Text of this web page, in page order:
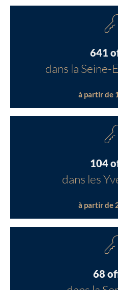
641
dans la
à partir de
104
dans les
à partir de
68